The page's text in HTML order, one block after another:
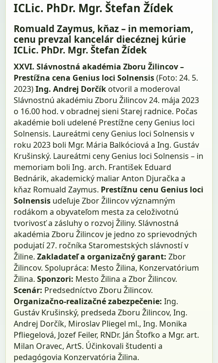
ICLic. PhDr. Mgr. Štefan Žídek
Romuald Zaymus, kňaz – in memoriam,
cenu prevzal kancelár diecéznej kúrie
ICLic. PhDr. Mgr. Štefan Žídek
XXVI. Slávnostná akadémia Zboru Žilincov –
Prestížna cena Genius loci Solnensis(Foto: 24. 5.
2023)Ing. Andrej Dorčík otvoril a moderoval
Slávnostnú akadémiu Zboru Žilincov 24. mája 2023
o 16.00 hod. v obradnej sieni Starej radnice. Počas
akadémie boli udelené Prestížne ceny Genius loci
Solnensis. Laureátmi ceny Genius loci Solnensis v
roku 2023 boli Mgr. Mária Balkóciová a Ing. Gustáv
Krušinský. Laureátmi ceny Genius loci Solnensis – in
memoriam boli Ing. arch. František Eduard
Bednárik, akademický maliar Anton Djuračka a
kňaz Romuald Zaymus. Prestížnu cenu Genius loci
Solnensis udeľuje Zbor Žilincov významným
rodákom a obyvateľom mesta za celoživotnú
tvorivosť a zásluhy o rozvoj Žiliny. Slávnostná
akadémia Zboru Žilincov je jedno zo sprievodných
podujatí 27. ročníka Staromestských slávností v
Žiline.Zakladateľ a organizačný garant:Zbor
Žilincov. Spolupráca: Mesto Žilina, Konzervatórium
Žilina.Sponzori: Mesto Žilina a Zbor Žilincov.
Scenár: Predsedníctvo Zboru Žilincov.
Organizačno-realizačné zabezpečenie:Ing.
Gustáv Krušinský, predseda Zboru Žilincov, Ing.
Andrej Dorčík, Miroslav Pliegel ml., Ing. Monika
Pfliegelová, Jozef Feiler, RNDr. Ján Štofko a Mgr. art.
Milan Oravec, ArtS. Účinkovali študenti a
pedagógovia Konzervatória Žilina.